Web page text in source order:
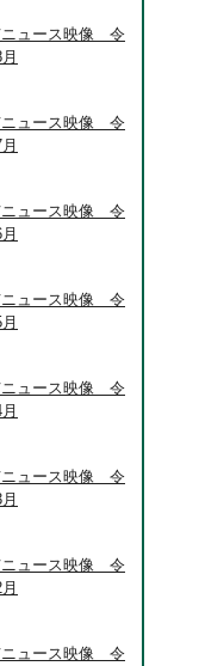
ニュース映像 令
ニュース映像 令
ニュース映像 令
ニュース映像 令
ニュース映像 令
ニュース映像 令
ニュース映像 令
ニュース映像 令